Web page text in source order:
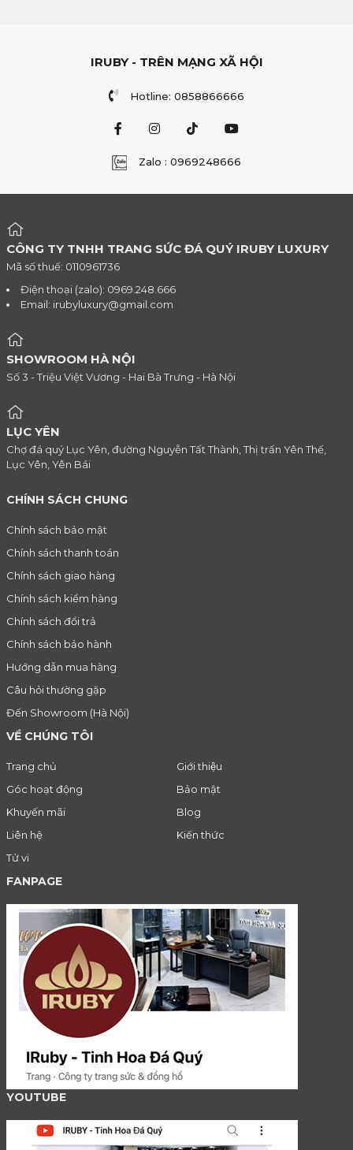
IRUBY - TRÊN MẠNG XÃ HỘI
Hotline: 0858866666
Zalo : 0969248666
CÔNG TY TNHH TRANG SỨC ĐÁ QUÝ IRUBY LUXURY
Mã số thuế: 0110961736
Điện thoại (zalo): 0969.248.666
Email: irubyluxury@gmail.com
SHOWROOM HÀ NỘI
Số 3 - Triệu Việt Vương - Hai Bà Trưng - Hà Nội
LỤC YÊN
Chợ đá quý Lục Yên, đường Nguyễn Tất Thành, Thị trấn Yên Thế,
Lục Yên, Yên Bái
CHÍNH SÁCH CHUNG
Chính sách bảo mật
Chính sách thanh toán
Chính sách giao hàng
Chính sách kiểm hàng
Chính sách đổi trả
Chính sách bảo hành
Hướng dẫn mua hàng
Câu hỏi thường gặp
Đến Showroom (Hà Nội)
VỀ CHÚNG TÔI
Trang chủ
Giới thiệu
Góc hoạt động
Bảo mật
Khuyến mãi
Blog
Liên hệ
Kiến thức
Tử vi
FANPAGE
YOUTUBE